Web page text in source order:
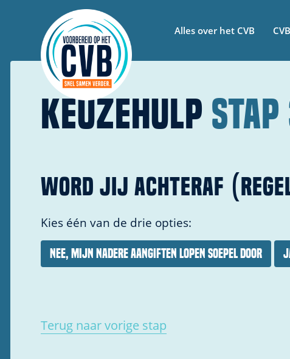
Alles over het CVB
KEUZEHULP
WORD JIJ ACHTERAF
Kies één van de drie opties:
Nee, mijn nadere aangiften lopen soepel door
Terug naar vorige stap